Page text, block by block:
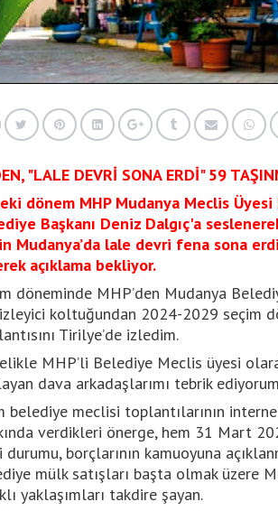
"LALE DEVRİ SONA ERDİ" 59
dönem MHP Mudanya Meclis
Başkanı Deniz Dalgıç'a
Mudanya’da lale devri fena sona
açıklama bekliyor.
döneminde MHP’den Mudanya
koltuğundan 2024-2029 seçim
Tirilye’de izledim.
MHP’li Belediye Meclis üyesi
dava arkadaşlarımı tebrik
belediye meclisi toplantılarının
verdikleri önerge, hem 31 Mart
durumu, borçlarının kamuoyuna
mülk satışları başta olmak üzere
yaklaşımları takdire şayan.